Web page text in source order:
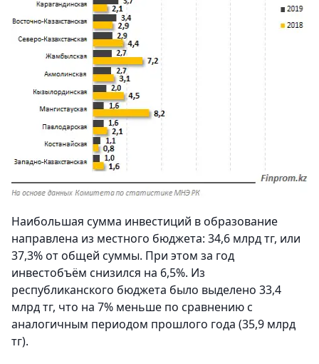
Наибольшая сумма инвестиций в образование
направлена из местного бюджета: 34,6 млрд тг, или
37,3% от общей суммы. При этом за год
инвестобъём снизился на 6,5%. Из
республиканского бюджета было выделено 33,4
млрд тг, что на 7% меньше по сравнению с
аналогичным периодом прошлого года (35,9 млрд
тг).